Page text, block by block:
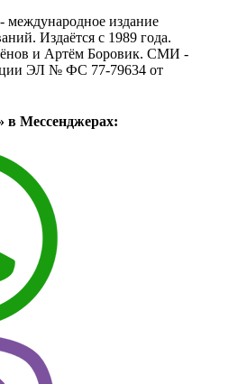
международное издание
Издаётся с 1989 года.
и Артём Боровик. CМИ -
ЭЛ № ФС 77-79634 от
в Мессенджерах: